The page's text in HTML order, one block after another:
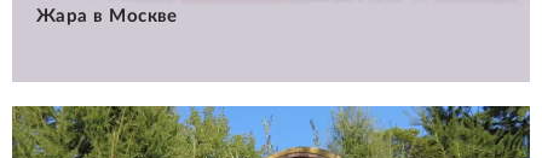
Жара в Москве